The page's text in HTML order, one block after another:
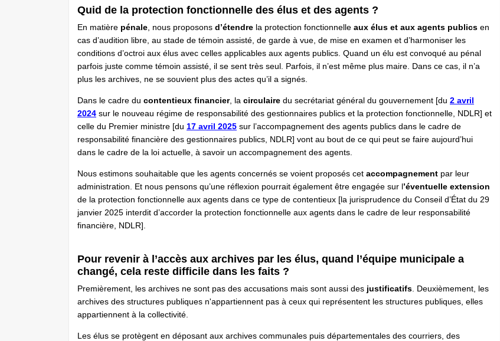
Quid de la protection fonctionnelle des élus et des agents ?
En matière pénale , nous proposons d’étendre la protection fonctionnelle aux élus et aux agents publics en
cas d’audition libre, au stade de témoin assisté, de garde à vue, de mise en examen et d’harmoniser les
conditions d’octroi aux élus avec celles applicables aux agents publics. Quand un élu est convoqué au pénal
parfois juste comme témoin assisté, il se sent très seul. Parfois, il n’est même plus maire. Dans ce cas, il n’a
plus les archives, ne se souvient plus des actes qu’il a signés.
Dans le cadre du contentieux financier, la circulaire du secrétariat général du gouvernement [du 2 avril
2024 sur le nouveau régime de responsabilité des gestionnaires publics et la protection fonctionnelle, NDLR] et
celle du Premier ministre [du 17 avril 2025 sur l’accompagnement des agents publics dans le cadre de
responsabilité financière des gestionnaires publics, NDLR] vont au bout de ce qui peut se faire aujourd’hui
dans le cadre de la loi actuelle, à savoir un accompagnement des agents.
Nous estimons souhaitable que les agents concernés se voient proposés cet accompagnement par leur
administration. Et nous pensons qu’une réflexion pourrait également être engagée sur l’éventuelle extension
de la protection fonctionnelle aux agents dans ce type de contentieux [la jurisprudence du Conseil d’État du 29
janvier 2025 interdit d’accorder la protection fonctionnelle aux agents dans le cadre de leur responsabilité
financière, NDLR].
Pour revenir à l’accès aux archives par les élus, quand l’équipe municipale a
changé, cela reste difficile dans les faits ?
Premièrement, les archives ne sont pas des accusations mais sont aussi des justificatifs . Deuxièmement, les
archives des structures publiques n'appartiennent pas à ceux qui représentent les structures publiques, elles
appartiennent à la collectivité.
Les élus se protègent en déposant aux archives communales puis départementales des courriers, des